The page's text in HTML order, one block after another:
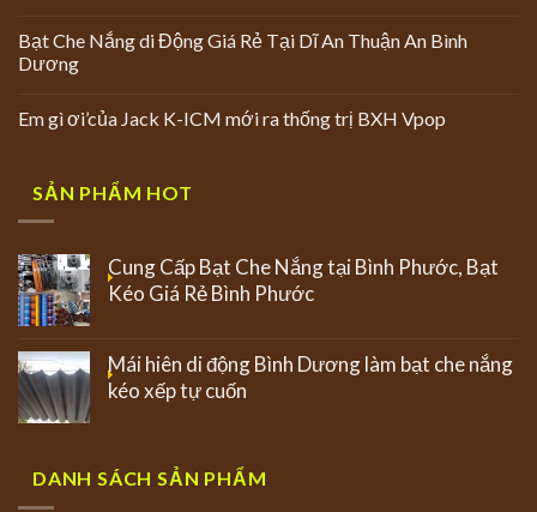
Bạt Che Nắng di Động Giá Rẻ Tại Dĩ An Thuận An Bình
Dương
Em gì ơi’của Jack K-ICM mới ra thống trị BXH Vpop
SẢN PHẨM HOT
Cung Cấp Bạt Che Nắng tại Bình Phước, Bạt
Kéo Giá Rẻ Bình Phước
Mái hiên di động Bình Dương làm bạt che nắng
kéo xếp tự cuốn
DANH SÁCH SẢN PHẨM